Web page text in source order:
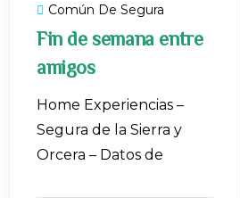
Común De Segura
Fin de semana entre
amigos
Home Experiencias –
Segura de la Sierra y
Orcera – Datos de